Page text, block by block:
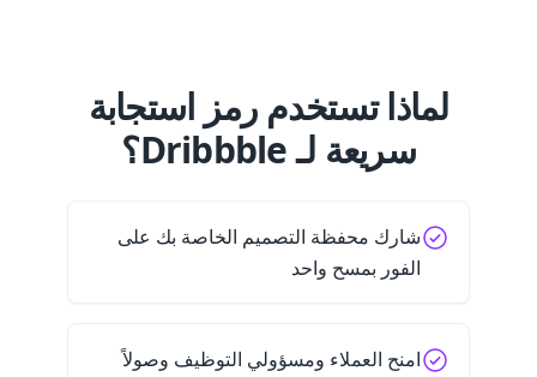
لماذا تستخدم رمز استجابة
سريعة لـ Dribbble؟
شارك محفظة التصميم الخاصة بك على
الفور بمسح واحد
امنح العملاء ومسؤولي التوظيف وصولاً